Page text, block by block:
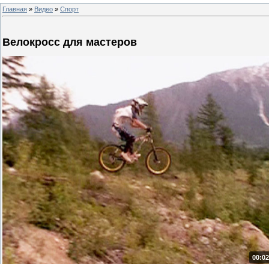
Главная » Видео » Спорт
Велокросс для мастеров